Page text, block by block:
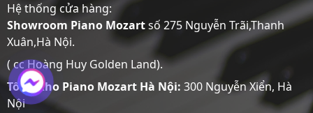
Hệ thống cửa hàng:
Showroom Piano Mozartsố 275 Nguyễn Trãi,Thanh
Xuân,Hà Nội.
( cc Hoàng Huy Golden Land).
Tổng Kho Piano Mozart Hà Nội: 300 Nguyễn Xiển, Hà
Nội